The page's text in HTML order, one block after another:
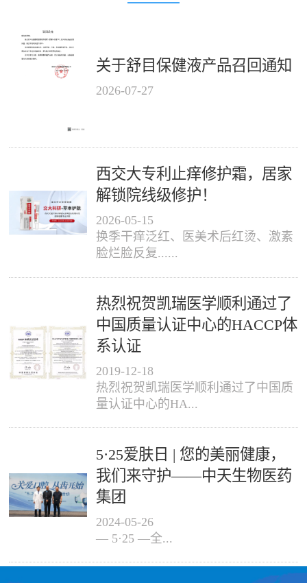
关于舒目保健液产品召回通知
2026-07-27
西交大专利止痒修护霜，居家
解锁院线级修护！
2026-05-15
换季干痒泛红、医美术后红烫、激素
脸烂脸反复......
热烈祝贺凯瑞医学顺利通过了
中国质量认证中心的HACCP体
系认证
2019-12-18
热烈祝贺凯瑞医学顺利通过了中国质
量认证中心的HA...
5·25爱肤日 | 您的美丽健康，
我们来守护——中天生物医药
集团
2024-05-26
— 5·25 —全...